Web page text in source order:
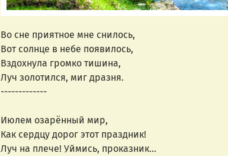
Во сне приятное мне снилось,
Вот солнце в небе появилось,
Вздохнула громко тишина,
Луч золотился, миг дразня.
-------------
Июлем озарённый мир,
Как сердцу дорог этот праздник!
Луч на плече! Уймись, проказник...